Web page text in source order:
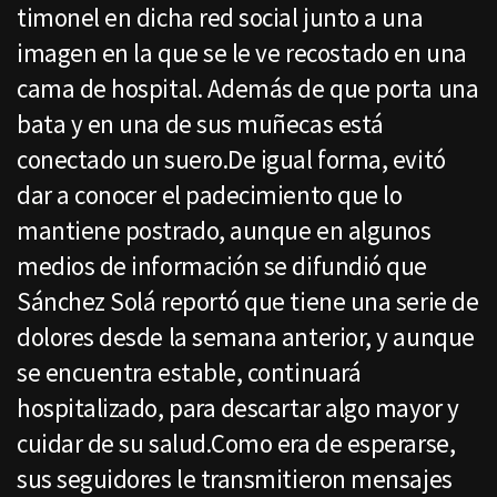
timonel en dicha red social junto a una
imagen en la que se le ve recostado en una
cama de hospital. Además de que porta una
bata y en una de sus muñecas está
conectado un suero.De igual forma, evitó
dar a conocer el padecimiento que lo
mantiene postrado, aunque en algunos
medios de información se difundió que
Sánchez Solá reportó que tiene una serie de
dolores desde la semana anterior, y aunque
se encuentra estable, continuará
hospitalizado, para descartar algo mayor y
cuidar de su salud.Como era de esperarse,
sus seguidores le transmitieron mensajes